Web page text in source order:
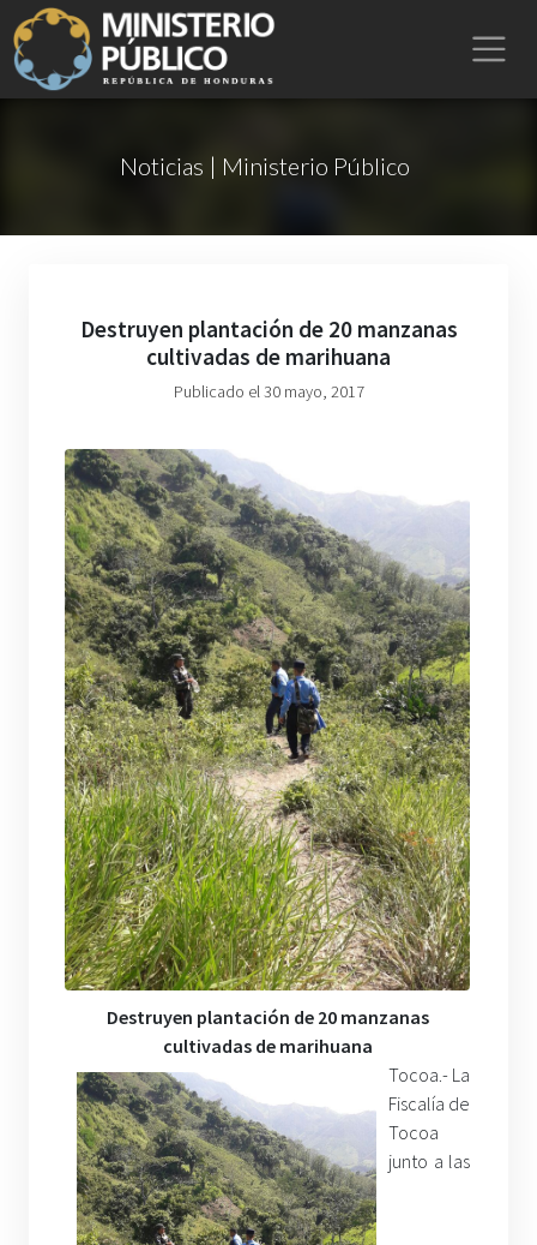
Noticias | Ministerio Público
Destruyen plantación de 20 manzanas
cultivadas de marihuana
Publicado el 30 mayo, 2017
Destruyen plantación de 20 manzanas
cultivadas de marihuana
Tocoa.- La
Fiscalía de
Tocoa
junto a las